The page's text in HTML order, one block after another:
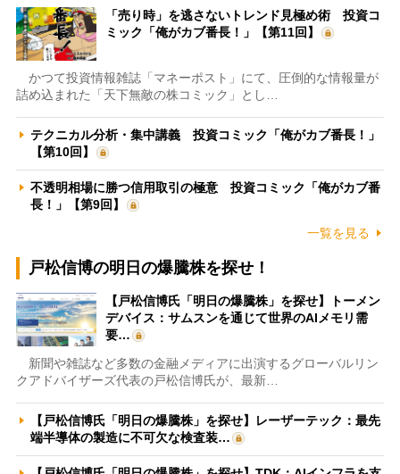
「売り時」を逃さないトレンド見極め術 投資コ
ミック「俺がカブ番長！」【第11回】
かつて投資情報雑誌「マネーポスト」にて、圧倒的な情報量が
詰め込まれた「天下無敵の株コミック」とし…
テクニカル分析・集中講義 投資コミック「俺がカブ番長！」
【第10回】
不透明相場に勝つ信用取引の極意 投資コミック「俺がカブ番
長！」【第9回】
一覧を見る
戸松信博の明日の爆騰株を探せ！
【戸松信博氏「明日の爆騰株」を探せ】トーメン
デバイス：サムスンを通じて世界のAIメモリ需
要…
新聞や雑誌など多数の金融メディアに出演するグローバルリン
クアドバイザーズ代表の戸松信博氏が、最新…
【戸松信博氏「明日の爆騰株」を探せ】レーザーテック：最先
端半導体の製造に不可欠な検査装…